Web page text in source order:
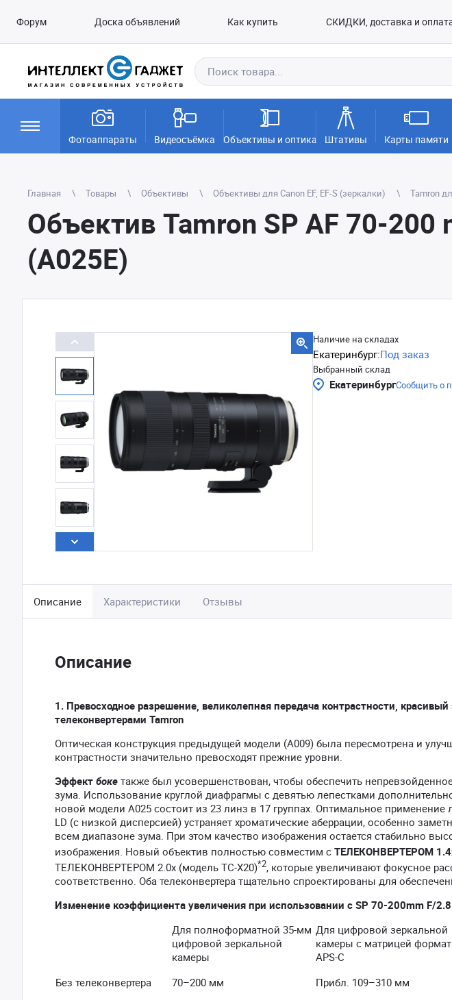
Форум Доска объявлений Как купить СКИДКИ, доставка и
Фотоаппараты Видеосъёмка Объективы и оптика Штативы Карты памяти
Главная Товары Объективы Объективы для Canon EF, EF-S (зеркалки) Tamron
Объектив Tamron SP AF 70-200
(A025E)
Наличие на складах
Екатеринбург:Под заказ
Выбранный склад
ЕкатеринбургСообщить о
Описание Характеристики Отзывы
Описание
1. Превосходное разрешение, великолепная передача контрастности,
телеконвертерами Tamron
Оптическая конструкция предыдущей модели (A009) была пересмотрена и
контрастности значительно превосходят прежние уровни.
Эффект боке также был усовершенствован, чтобы обеспечить
зума. Использование круглой диафрагмы с девятью лепестками
новой модели A025 состоит из 23 линз в 17 группах. Оптимальное применение
LD (с низкой дисперсией) устраняет хроматические аберрации, особенно
всем диапазоне зума. При этом качество изображения остается стабильно
изображения. Новый объектив полностью совместим с ТЕЛЕКОНВЕРТЕРОМ
ТЕЛЕКОНВЕРТЕРОМ 2.0x (модель TC-X20)*2, которые увеличивают фокусное
соответственно. Оба телеконвертера тщательно спроектированы для
Изменение коэффициента увеличения при использовании с SP 70-200mm F/
Для полноформатной 35-мм
цифровой зеркальной
камеры
Для цифровой зеркальной
камеры с матрицей
APS-C
Без телеконвертера
70–200 мм
Прибл. 109–310 мм